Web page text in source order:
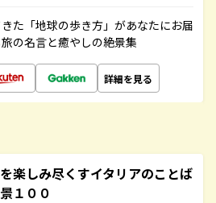
た「地球の歩き方」があなたにお届
の名言と癒やしの絶景集
詳細を見る
楽しみ尽くすイタリアのことば
１００